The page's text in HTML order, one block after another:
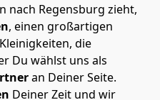
nach Regensburg zieht,
, einen großartigen
die
Du wählst uns als
an Deiner Seite.
Deiner Zeit und wir